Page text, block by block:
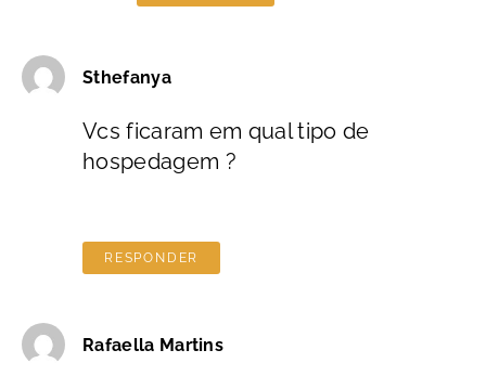
Sthefanya
Vcs ficaram em qual tipo de
hospedagem ?
RESPONDER
Rafaella Martins